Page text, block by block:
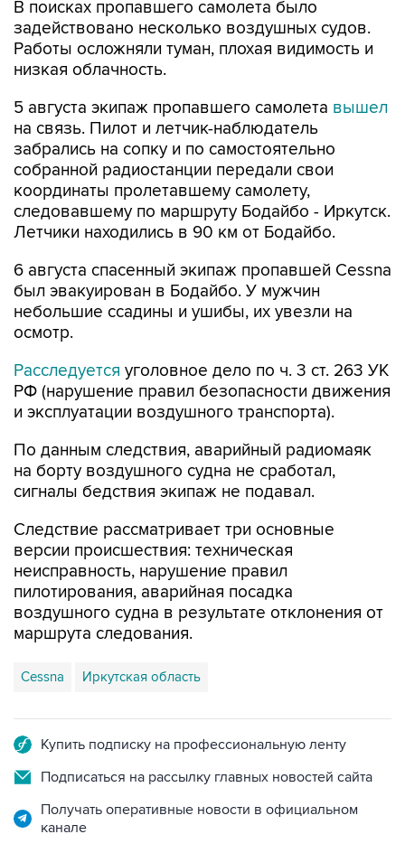
Работы осложняли туман, плохая видимость и
низкая облачность.
5 августа экипаж пропавшего самолета
забрались на сопку и по самостоятельно
собранной радиостанции передали свои
координаты пролетавшему самолету,
следовавшему по маршруту Бодайбо - Иркутск.
Летчики находились в 90 км от Бодайбо.
6 августа спасенный экипаж пропавшей Cessna
небольшие ссадины и ушибы, их увезли на
осмотр.
Расследуется
и эксплуатации воздушного транспорта).
По данным следствия, аварийный радиомаяк
сигналы бедствия экипаж не подавал.
Следствие рассматривает три основные
неисправность, нарушение правил
пилотирования, аварийная посадка
воздушного судна в результате отклонения от
маршрута следования.
Cessna Иркутская область
Подписаться на рассылку главных новостей сайта
Получать оперативные новости в официальном